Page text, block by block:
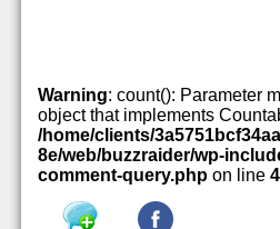
Warning: count(): Parameter
object that implements
/home/clients/
8e/web/buzzraider/wp-
comment-query.php on line